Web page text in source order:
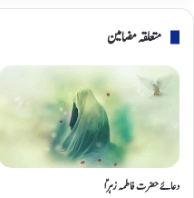
متعلقہ مضامین
دعائے حضرت فاطمہ زہراؑ